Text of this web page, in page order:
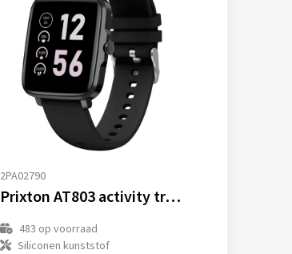
2PA02790
Prixton AT803 activity tracker met thermometer
483 op voorraad
Siliconen kunststof